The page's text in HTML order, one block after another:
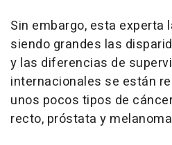
Sin embargo, esta experta
siendo grandes las
y las diferencias de
internacionales se están
unos pocos tipos de
recto, próstata y